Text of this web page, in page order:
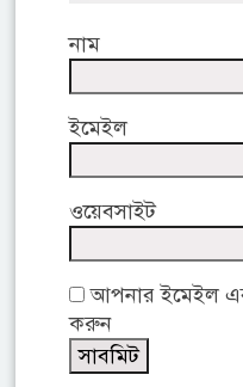
নাম
ইমেইল
ওয়েবসাইট
আপনার ইমেইল
করুন